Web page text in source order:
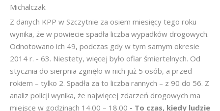
Michalczak.
Z danych KPP w Szczytnie za osiem miesięcy tego roku
wynika, że w powiecie spadła liczba wypadków drogowych.
Odnotowano ich 49, podczas gdy w tym samym okresie
2014 r. - 63. Niestety, więcej było ofiar śmiertelnych. Od
stycznia do sierpnia zginęło w nich już 5 osób, a przed
rokiem – tylko 2. Spadła za to liczba rannych – z 90 do 56. Z
analiz policji wynika, że najwięcej zdarzeń drogowych ma
miejsce w godzinach 14.00 – 18.00 - To czas, kiedy ludzie